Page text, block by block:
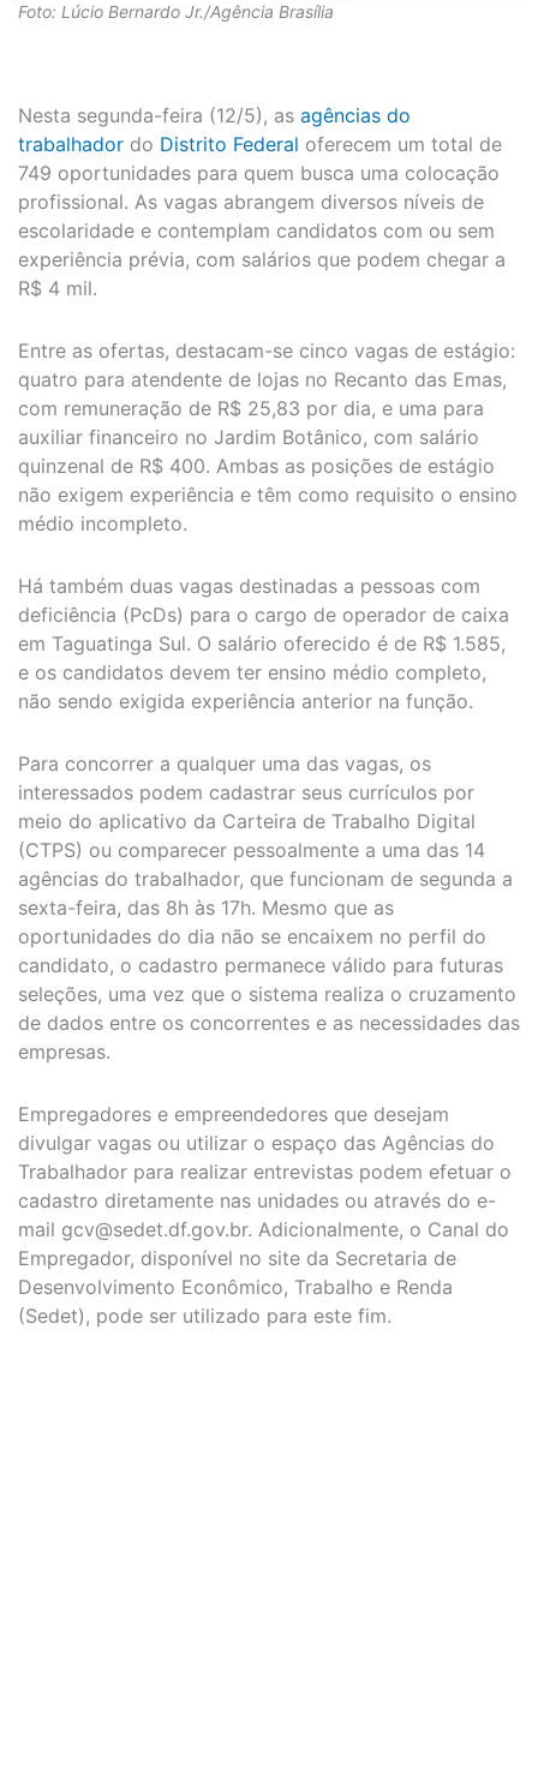
Foto: Lúcio Bernardo Jr./Agência Brasília
Nesta segunda-feira (12/5), as agências do
trabalhador do Distrito Federal oferecem um total de
749 oportunidades para quem busca uma colocação
profissional. As vagas abrangem diversos níveis de
escolaridade e contemplam candidatos com ou sem
experiência prévia, com salários que podem chegar a
R$ 4 mil.
Entre as ofertas, destacam-se cinco vagas de estágio:
quatro para atendente de lojas no Recanto das Emas,
com remuneração de R$ 25,83 por dia, e uma para
auxiliar financeiro no Jardim Botânico, com salário
quinzenal de R$ 400. Ambas as posições de estágio
não exigem experiência e têm como requisito o ensino
médio incompleto.
Há também duas vagas destinadas a pessoas com
deficiência (PcDs) para o cargo de operador de caixa
em Taguatinga Sul. O salário oferecido é de R$ 1.585,
e os candidatos devem ter ensino médio completo,
não sendo exigida experiência anterior na função.
Para concorrer a qualquer uma das vagas, os
interessados podem cadastrar seus currículos por
meio do aplicativo da Carteira de Trabalho Digital
(CTPS) ou comparecer pessoalmente a uma das 14
agências do trabalhador, que funcionam de segunda a
sexta-feira, das 8h às 17h. Mesmo que as
oportunidades do dia não se encaixem no perfil do
candidato, o cadastro permanece válido para futuras
seleções, uma vez que o sistema realiza o cruzamento
de dados entre os concorrentes e as necessidades das
empresas.
Empregadores e empreendedores que desejam
divulgar vagas ou utilizar o espaço das Agências do
Trabalhador para realizar entrevistas podem efetuar o
cadastro diretamente nas unidades ou através do e-
mail gcv@sedet.df.gov.br. Adicionalmente, o Canal do
Empregador, disponível no site da Secretaria de
Desenvolvimento Econômico, Trabalho e Renda
(Sedet), pode ser utilizado para este fim.